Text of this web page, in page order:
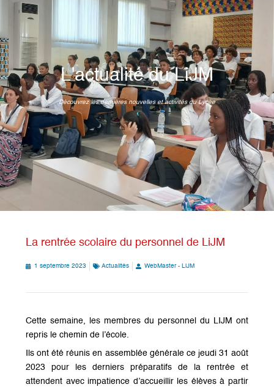
L'actualité du LiJM
Découvrez les dernières nouvelles et activités du Lycée
La rentrée scolaire du personnel de LiJM
1 septembre 2023 Actualités WebMaster - LiJM
Cette semaine, les membres du personnel du LIJM ont
repris le chemin de l’école.
Ils ont été réunis en assemblée générale ce jeudi 31 août
2023 pour les derniers préparatifs de la rentrée et
attendent avec impatience d’accueillir les élèves à partir